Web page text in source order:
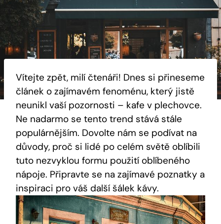
Vítejte zpět, milí čtenáři! Dnes si přineseme
článek o zajímavém fenoménu, který jistě
neunikl vaší pozornosti – kafe v plechovce.
Ne nadarmo se tento trend stává stále
populárnějším. Dovolte nám se podívat na
důvody, proč si lidé po celém světě oblíbili
tuto nezvyklou formu použití oblíbeného
nápoje. Připravte se na zajímavé poznatky a
inspiraci pro váš další šálek kávy.